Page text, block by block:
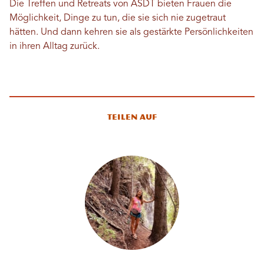
Die Treffen und Retreats von ASDT bieten Frauen die
Möglichkeit, Dinge zu tun, die sie sich nie zugetraut
hätten. Und dann kehren sie als gestärkte Persönlichkeiten
in ihren Alltag zurück.
Teilen auf